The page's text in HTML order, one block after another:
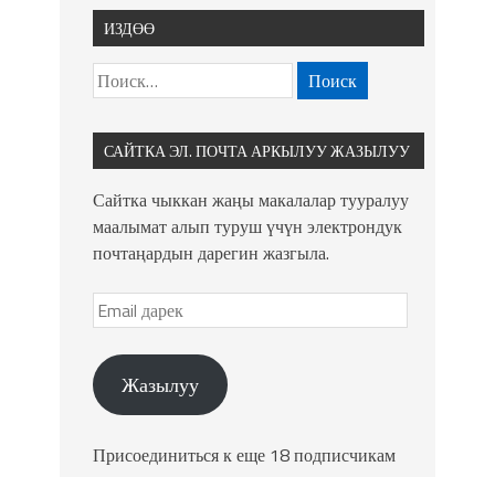
ИЗДӨӨ
САЙТКА ЭЛ. ПОЧТА АРКЫЛУУ ЖАЗЫЛУУ
Сайтка чыккан жаңы макалалар тууралуу
маалымат алып туруш үчүн электрондук
почтаңардын дарегин жазгыла.
Жазылуу
Присоединиться к еще 18 подписчикам